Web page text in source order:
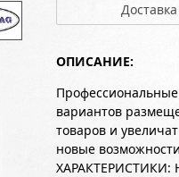
Доставка
ОПИСАНИЕ:
вариантов
товаров и
новые
ХАРАКТЕРИСТИКИ: